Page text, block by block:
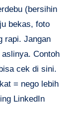
(bersihin
bekas, foto
rapi. Jangan
Contoh
cek di sini.
= nego lebih
LinkedIn